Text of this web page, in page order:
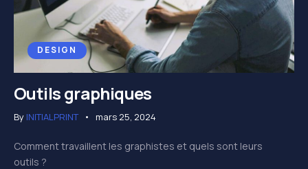
DESIGN
Outils graphiques
By INITIALPRINT mars 25, 2024
Comment travaillent les graphistes et quels sont leurs
outils ?